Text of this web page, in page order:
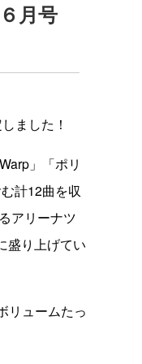
月号
ました！
」「ポリ
計12曲を収
アリーナツ
盛り上げてい
リュームたっ